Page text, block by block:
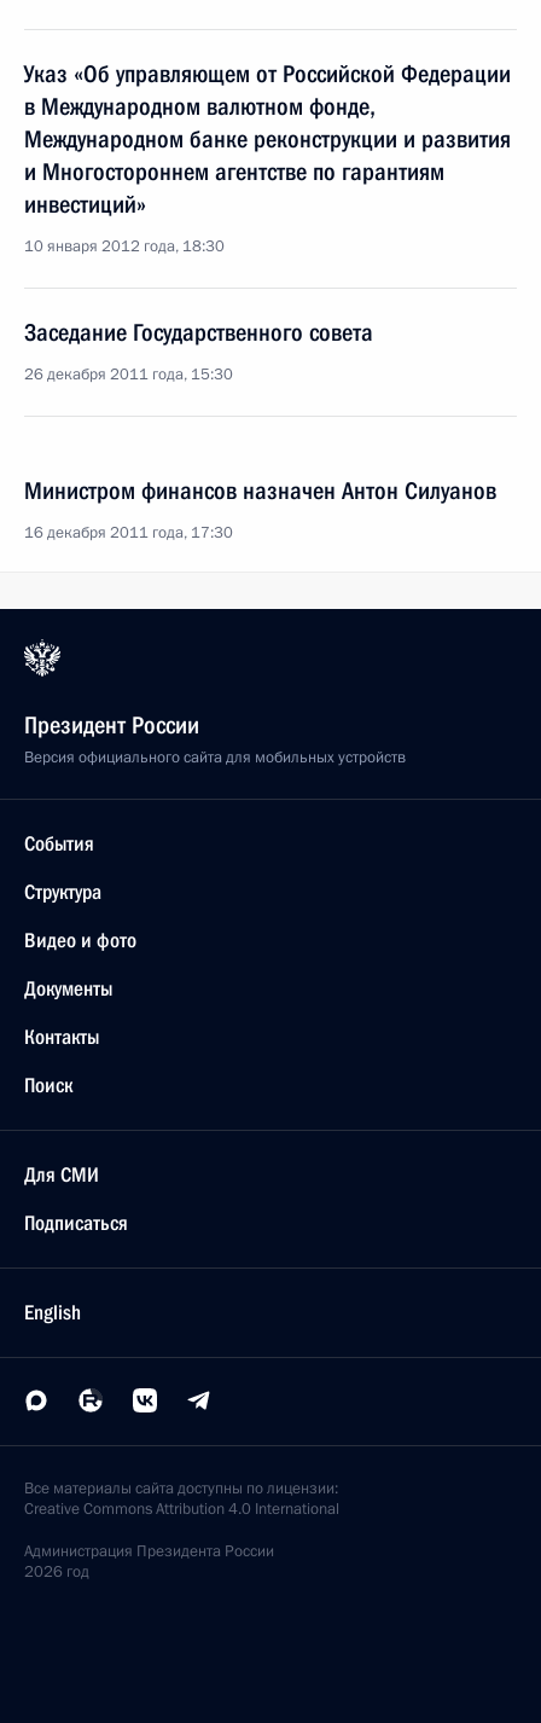
Указ «Об управляющем от Российской Федерации
в Международном валютном фонде,
Международном банке реконструкции и развития
и Многостороннем агентстве по гарантиям
инвестиций»
10 января 2012 года, 18:30
Заседание Государственного совета
26 декабря 2011 года, 15:30
Министром финансов назначен Антон Силуанов
16 декабря 2011 года, 17:30
Президент России
Версия официального сайта для мобильных устройств
События
Структура
Видео и фото
Документы
Контакты
Поиск
Для СМИ
Подписаться
English
Все материалы сайта доступны по лицензии:
Creative Commons Attribution 4.0 International
Администрация Президента России
2026 год